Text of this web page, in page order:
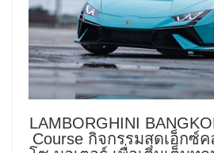
LAMBORGHINI
Course กิจกรรมสุดเอ็กซ์